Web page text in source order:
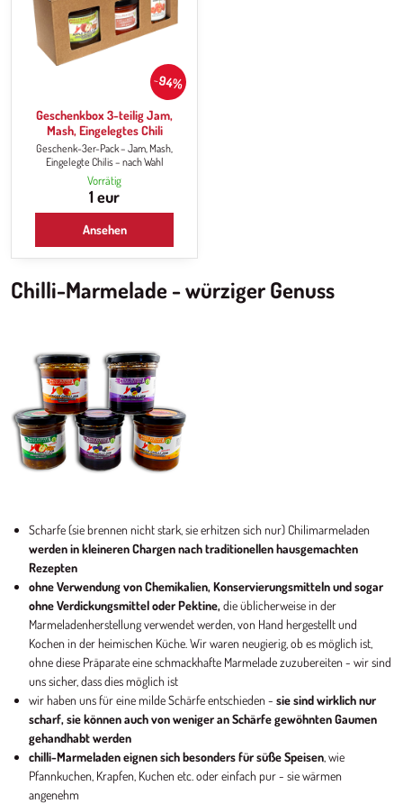
94%
Geschenkbox 3-teilig Jam,
Mash, Eingelegtes Chili
Geschenk-3er-Pack – Jam, Mash,
Eingelegte Chilis – nach Wahl
Vorrätig
1 eur
Ansehen
Chilli-Marmelade - würziger Genuss
Scharfe (sie brennen nicht stark, sie erhitzen sich nur) Chilimarmeladen
werden in kleineren Chargen nach traditionellen hausgemachten
Rezepten
ohne Verwendung von Chemikalien, Konservierungsmitteln und sogar
ohne Verdickungsmittel oder Pektine, die üblicherweise in der
Marmeladenherstellung verwendet werden, von Hand hergestellt und
Kochen in der heimischen Küche. Wir waren neugierig, ob es möglich ist,
ohne diese Präparate eine schmackhafte Marmelade zuzubereiten - wir sind
uns sicher, dass dies möglich ist
wir haben uns für eine milde Schärfe entschieden - sie sind wirklich nur
scharf, sie können auch von weniger an Schärfe gewöhnten Gaumen
gehandhabt werden
chilli-Marmeladen eignen sich besonders für süße Speisen , wie
Pfannkuchen, Krapfen, Kuchen etc. oder einfach pur - sie wärmen
angenehm